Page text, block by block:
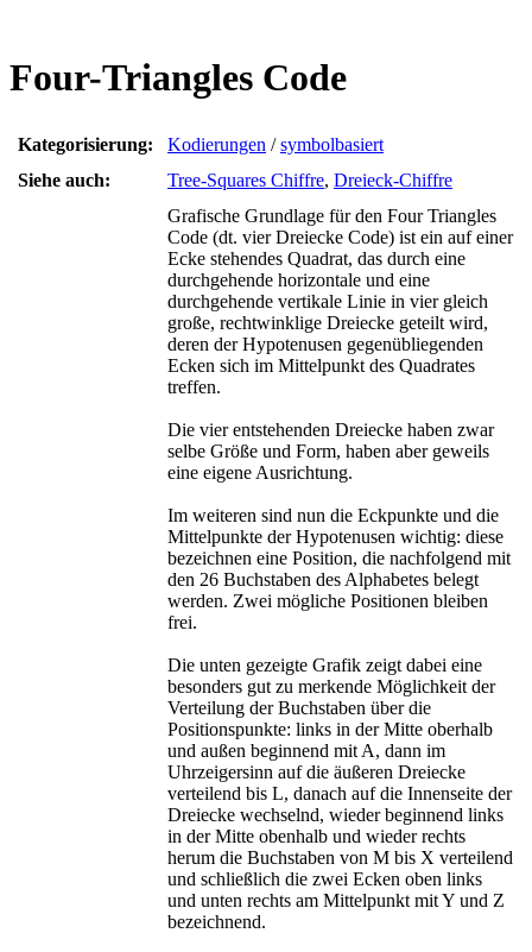
Four-Triangles Code
Kategorisierung: Kodierungen /symbolbasiert
Siehe auch:
Tree-Squares Chiffre, Dreieck-Chiffre
Grafische Grundlage für den Four Triangles
Code (dt. vier Dreiecke Code) ist ein auf einer
Ecke stehendes Quadrat, das durch eine
durchgehende horizontale und eine
durchgehende vertikale Linie in vier gleich
große, rechtwinklige Dreiecke geteilt wird,
deren der Hypotenusen gegenübliegenden
Ecken sich im Mittelpunkt des Quadrates
treffen.
Die vier entstehenden Dreiecke haben zwar
selbe Größe und Form, haben aber geweils
eine eigene Ausrichtung.
Im weiteren sind nun die Eckpunkte und die
Mittelpunkte der Hypotenusen wichtig: diese
bezeichnen eine Position, die nachfolgend mit
den 26 Buchstaben des Alphabetes belegt
werden. Zwei mögliche Positionen bleiben
frei.
Die unten gezeigte Grafik zeigt dabei eine
besonders gut zu merkende Möglichkeit der
Verteilung der Buchstaben über die
Positionspunkte: links in der Mitte oberhalb
und außen beginnend mit A, dann im
Uhrzeigersinn auf die äußeren Dreiecke
verteilend bis L, danach auf die Innenseite der
Dreiecke wechselnd, wieder beginnend links
in der Mitte obenhalb und wieder rechts
herum die Buchstaben von M bis X verteilend
und schließlich die zwei Ecken oben links
und unten rechts am Mittelpunkt mit Y und Z
bezeichnend.